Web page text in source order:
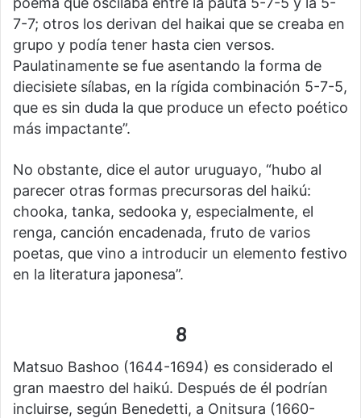
7-7; otros los derivan del haikai que se creaba en
grupo y podía tener hasta cien versos.
Paulatinamente se fue asentando la forma de
diecisiete sílabas, en la rígida combinación 5-7-5,
que es sin duda la que produce un efecto poético
más impactante”.
No obstante, dice el autor uruguayo, “hubo al
parecer otras formas precursoras del haikú:
chooka, tanka, sedooka y, especialmente, el
renga, canción encadenada, fruto de varios
poetas, que vino a introducir un elemento festivo
en la literatura japonesa”.
8
Matsuo Bashoo (1644-1694) es considerado el
gran maestro del haikú. Después de él podrían
incluirse, según Benedetti, a Onitsura (1660-